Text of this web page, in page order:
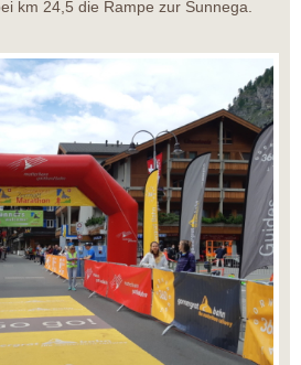
km 24,5 die Rampe zur Sunnega.